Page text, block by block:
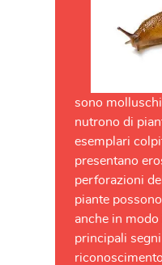
sono
nutrono di
esemplari
presentano
perforazioni
piante
anche in
principali